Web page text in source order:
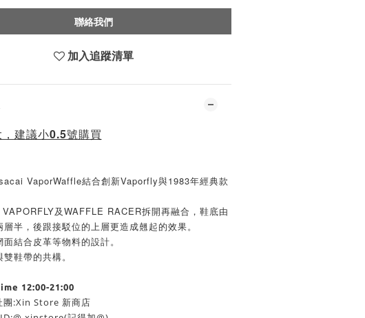
聯絡我們
加入追蹤清單
建議小0.5號購買
VaporWaffle結合創新Vaporfly與1983年經典款
及WAFFLE RACER拆開再融合，鞋底由
半，後跟接駁位的上層更造成翹起的效果。
面結合皮革等物料的設計。
鞋帶的共構。
12:00-21:00
團:Xin Store 新商店